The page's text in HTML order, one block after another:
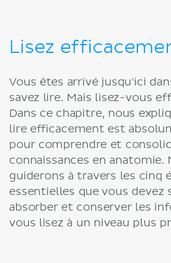
Lisez
Vous êtes arrivé jusqu'ici
savez lire. Mais lisez-vous
Dans ce chapitre, nous
lire efficacement est
pour comprendre et
connaissances en anatomie.
guiderons à travers les cinq
essentielles que vous devez
absorber et conserver les
vous lisez à un niveau plus